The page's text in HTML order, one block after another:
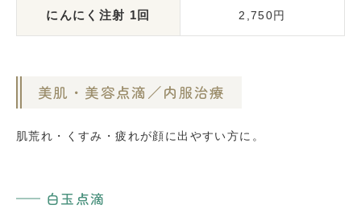
にんにく注射 1回 2,750円
美肌・美容点滴／内服治療
肌荒れ・くすみ・疲れが顔に出やすい方に。
白玉点滴